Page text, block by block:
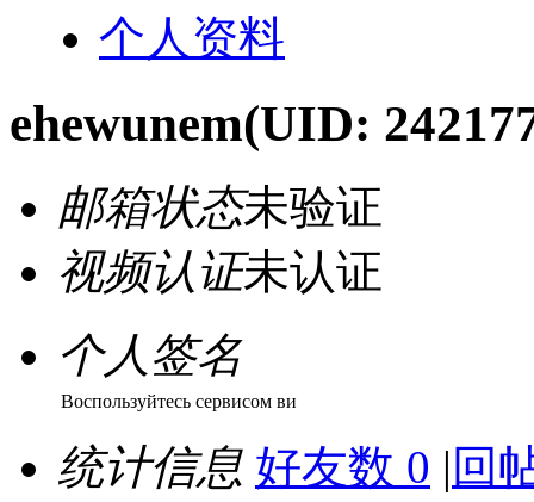
个人资料
ehewunem(UID:
邮箱状态未验证
视频认证未认证
个人签名
Воспользуйтесь сервисом ви
统计信息 好友数 0 | 回